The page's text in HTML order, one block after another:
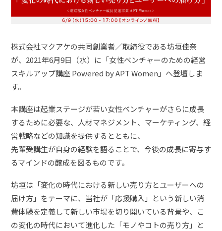
株式会社マクアケの共同創業者／取締役である坊垣佳奈
が、2021年6月9日（水）に「女性ベンチャーのための経営
スキルアップ講座 Powered by APT Women」へ登壇しま
す。
本講座は起業ステージが若い女性ベンチャーがさらに成長
するために必要な、人材マネジメント、マーケティング、経
営戦略などの知識を提供するとともに、
先輩受講生が自身の経験を語ることで、今後の成長に寄与す
るマインドの醸成を図るものです。
坊垣は「変化の時代における新しい売り方とユーザーへの
届け方」をテーマに、当社が「応援購入」という新しい消
費体験を定義して新しい市場を切り開いている背景や、こ
の変化の時代において進化した「モノやコトの売り方」と